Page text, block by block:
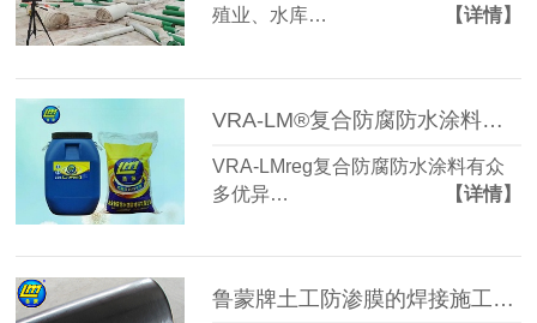
殖业、水库…
【详情】
VRA-LM®复合防腐防水涂料的优异性能
VRA-LMreg复合防腐防水涂料有众
多优异…
【详情】
鲁蒙牌土工防渗膜的焊接施工工艺